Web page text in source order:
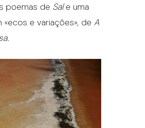
poemas de Sale uma
«ecos e variações», de A
.